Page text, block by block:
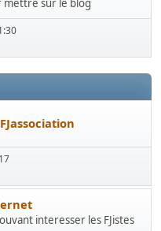
interesser les FJistes